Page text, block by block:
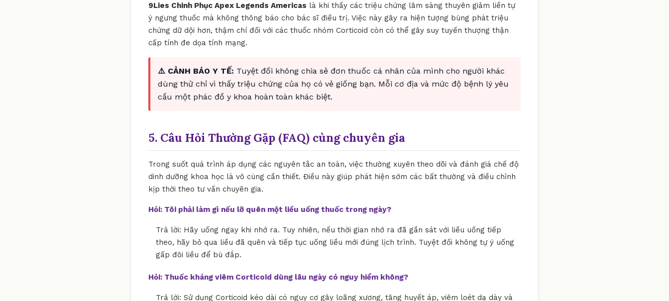
9Lies Chinh Phục Apex Legends Americas là khi thấy các triệu chứng lâm sàng thuyên giảm liền tự
ý ngưng thuốc mà không thông báo cho bác sĩ điều trị. Việc này gây ra hiện tượng bùng phát triệu
chứng dữ dội hơn, thậm chí đối với các thuốc nhóm Corticoid còn có thể gây suy tuyến thượng thận
cấp tính đe dọa tính mạng.
⚠️ CẢNH BÁO Y TẾ: Tuyệt đối không chia sẻ đơn thuốc cá nhân của mình cho người khác
dùng thử chỉ vì thấy triệu chứng của họ có vẻ giống bạn. Mỗi cơ địa và mức độ bệnh lý yêu
cầu một phác đồ y khoa hoàn toàn khác biệt.
5. Câu Hỏi Thường Gặp (FAQ) cùng chuyên gia
Trong suốt quá trình áp dụng các nguyên tắc an toàn, việc thường xuyên theo dõi và đánh giá chế độ
dinh dưỡng khoa học là vô cùng cần thiết. Điều này giúp phát hiện sớm các bất thường và điều chỉnh
kịp thời theo tư vấn chuyên gia.
Hỏi: Tôi phải làm gì nếu lỡ quên một liều uống thuốc trong ngày?
Trả lời: Hãy uống ngay khi nhớ ra. Tuy nhiên, nếu thời gian nhớ ra đã gần sát với liều uống tiếp
theo, hãy bỏ qua liều đã quên và tiếp tục uống liều mới đúng lịch trình. Tuyệt đối không tự ý uống
gấp đôi liều để bù đắp.
Hỏi: Thuốc kháng viêm Corticoid dùng lâu ngày có nguy hiểm không?
Trả lời: Sử dụng Corticoid kéo dài có nguy cơ gây loãng xương, tăng huyết áp, viêm loét dạ dày và